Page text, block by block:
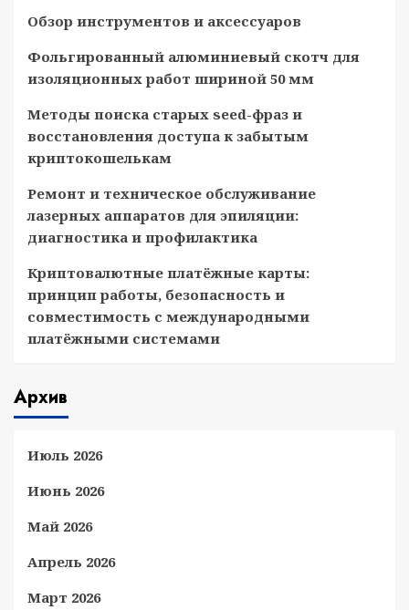
Обзор инструментов и аксессуаров
Фольгированный алюминиевый скотч для
изоляционных работ шириной 50 мм
Методы поиска старых seed-фраз и
восстановления доступа к забытым
криптокошелькам
Ремонт и техническое обслуживание
лазерных аппаратов для эпиляции:
диагностика и профилактика
Криптовалютные платёжные карты:
принцип работы, безопасность и
совместимость с международными
платёжными системами
Архив
Июль 2026
Июнь 2026
Май 2026
Апрель 2026
Март 2026